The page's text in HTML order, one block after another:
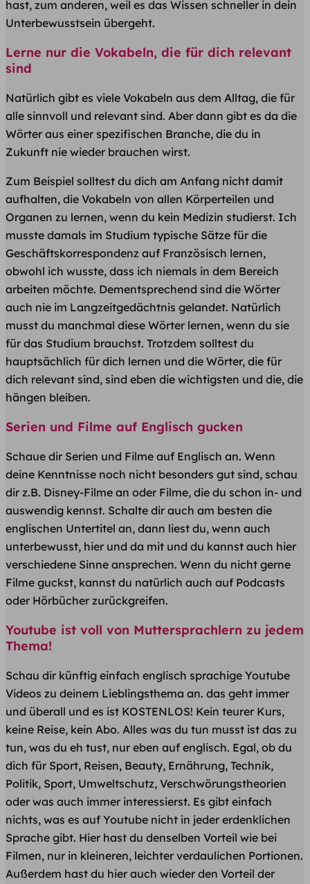
hast, zum anderen, weil es das Wissen schneller in dein
Unterbewusstsein übergeht.
Lerne nur die Vokabeln, die für dich relevant
sind
Natürlich gibt es viele Vokabeln aus dem Alltag, die für
alle sinnvoll und relevant sind. Aber dann gibt es da die
Wörter aus einer spezifischen Branche, die du in
Zukunft nie wieder brauchen wirst.
Zum Beispiel solltest du dich am Anfang nicht damit
aufhalten, die Vokabeln von allen Körperteilen und
Organen zu lernen, wenn du kein Medizin studierst. Ich
musste damals im Studium typische Sätze für die
Geschäftskorrespondenz auf Französisch lernen,
obwohl ich wusste, dass ich niemals in dem Bereich
arbeiten möchte. Dementsprechend sind die Wörter
auch nie im Langzeitgedächtnis gelandet. Natürlich
musst du manchmal diese Wörter lernen, wenn du sie
für das Studium brauchst. Trotzdem solltest du
hauptsächlich für dich lernen und die Wörter, die für
dich relevant sind, sind eben die wichtigsten und die, die
hängen bleiben.
Serien und Filme auf Englisch gucken
Schaue dir Serien und Filme auf Englisch an. Wenn
deine Kenntnisse noch nicht besonders gut sind, schau
dir z.B. Disney-Filme an oder Filme, die du schon in- und
auswendig kennst. Schalte dir auch am besten die
englischen Untertitel an, dann liest du, wenn auch
unterbewusst, hier und da mit und du kannst auch hier
verschiedene Sinne ansprechen. Wenn du nicht gerne
Filme guckst, kannst du natürlich auch auf Podcasts
oder Hörbücher zurückgreifen.
Youtube ist voll von Muttersprachlern zu jedem
Thema!
Schau dir künftig einfach englisch sprachige Youtube
Videos zu deinem Lieblingsthema an. das geht immer
und überall und es ist KOSTENLOS! Kein teurer Kurs,
keine Reise, kein Abo. Alles was du tun musst ist das zu
tun, was du eh tust, nur eben auf englisch. Egal, ob du
dich für Sport, Reisen, Beauty, Ernährung, Technik,
Politik, Sport, Umweltschutz, Verschwörungstheorien
oder was auch immer interessierst. Es gibt einfach
nichts, was es auf Youtube nicht in jeder erdenklichen
Sprache gibt. Hier hast du denselben Vorteil wie bei
Filmen, nur in kleineren, leichter verdaulichen Portionen.
Außerdem hast du hier auch wieder den Vorteil der